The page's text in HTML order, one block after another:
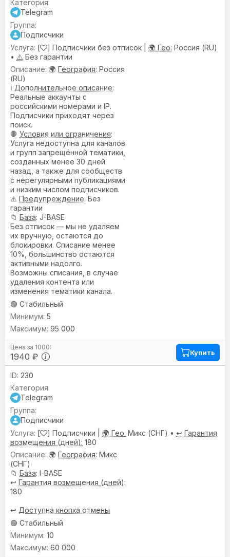
Telegram
Подписчики
[
] Подписчики без отписок | 🌍 Гео: Россия (RU)
• ⚠️ Без гарантии
🌍 География: Россия
(RU)
ℹ️ Дополнительное описание:
Реальные аккаунты с
российскими номерами и IP.
Подписчики приходят через
поиск.
🛑 Условия или ограничения:
Услуга недоступна для каналов
и групп запрещённой тематики,
созданных менее 30 дней
назад, а также для сообществ
с нерегулярными публикациями
и низким числом подписчиков.
⚠️ Предупреждениe: Без
гарантии
📁 База: J-BASE
Без отписок — мы не удаляем
их вручную, остаются до
блокировки. Списание менее
10%, большинство остаются
активными надолго.
Возможны списания, в случае
удаления контента или
изменения тематики канала.
🟢 Стабильный
1940 ₽
5
95 000
Купить
230
Telegram
Подписчики
[
] Подписчики | 🌍 Гео: Микс (СНГ) • ↩️ Гарантия
возмещения (дней): 180
🌍 География: Микс
(СНГ)
📁 База: I-BASE
↩️ Гарантия возмещения (дней):
180
↩️ Доступна кнопка отмены
🟢 Стабильный
10
60 000